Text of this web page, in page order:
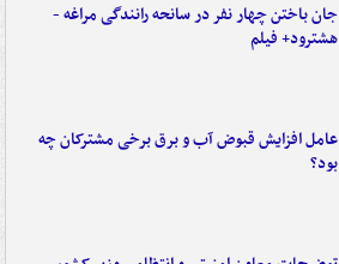
جان باختن چهار نفر در سانحه رانندگی مراغه -
هشترود+ فیلم
عامل افزایش قبوض آب و برق برخی مشترکان چه
بود؟